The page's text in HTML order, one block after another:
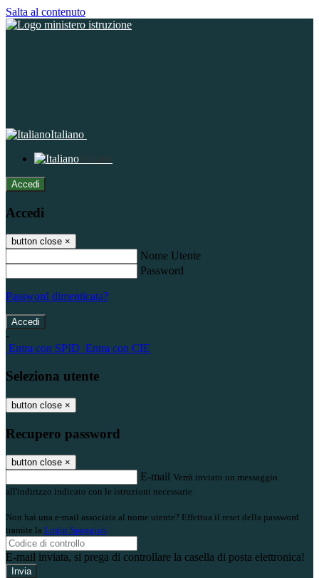
Salta al contenuto
Italiano
Italiano
Accedi
Accedi
button close ×
Nome Utente
Password
Password dimenticata?
-
Entra con SPID Entra con CIE
Seleziona utente
button close ×
Recupero password
button close ×
E-mail Verrà inviato un messaggio
all'indirizzo indicato con le istruzioni necessarie.
Non hai una e-mail associata al nome utente? Effettua il reset della password
tramite la Login Spaggiari
E-mail inviata, si prega di controllare la casella di posta elettronica!